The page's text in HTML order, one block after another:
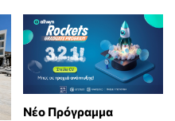
Νέο Πρόγραμμα